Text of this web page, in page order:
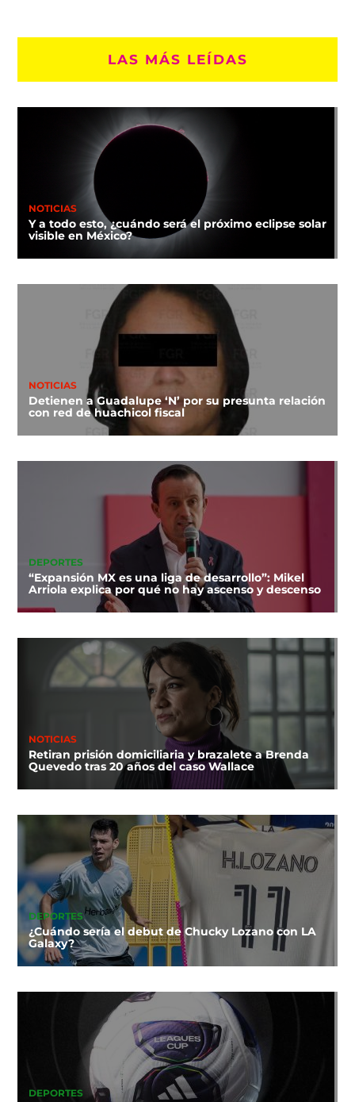
LAS MÁS LEÍDAS
NOTICIAS
Y a todo esto, ¿cuándo será el próximo eclipse solar
visible en México?
NOTICIAS
Detienen a Guadalupe ‘N’ por su presunta relación
con red de huachicol fiscal
DEPORTES
“Expansión MX es una liga de desarrollo”: Mikel
Arriola explica por qué no hay ascenso y descenso
NOTICIAS
Retiran prisión domiciliaria y brazalete a Brenda
Quevedo tras 20 años del caso Wallace
DEPORTES
¿Cuándo sería el debut de Chucky Lozano con LA
Galaxy?
DEPORTES